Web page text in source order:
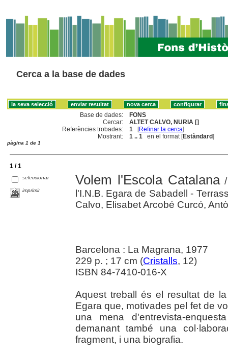
Cerca a la base de dades
Base de dades:
FONS
Cercar:
ALTET CALVO, NURIA []
Referències trobades:
1 [Refinar la cerca]
Mostrant:
1 .. 1 en el format [Estàndard]
pàgina 1 de 1
1 / 1
seleccionar
imprimir
Volem l'Escola Catalana/
l'I.N.B. Egara de Sabadell -
Calvo, Elisabet Arcobé Curcó,
Barcelona : La Magrana, 1977
229 p. ; 17 cm (Cristalls, 12)
ISBN 84-7410-016-X
Aquest treball és el resultat de
Egara que, motivades pel fet de
una mena d'entrevista-
demanant també una
fragment, i una biografia.